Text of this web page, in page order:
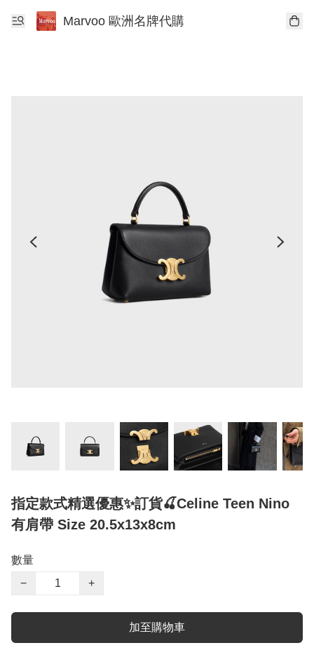
Marvoo 歐洲名牌代購
指定款式精選優惠✨訂貨🍒Celine Teen Nino
有肩帶 Size 20.5x13x8cm
數量
−
+
加至購物車